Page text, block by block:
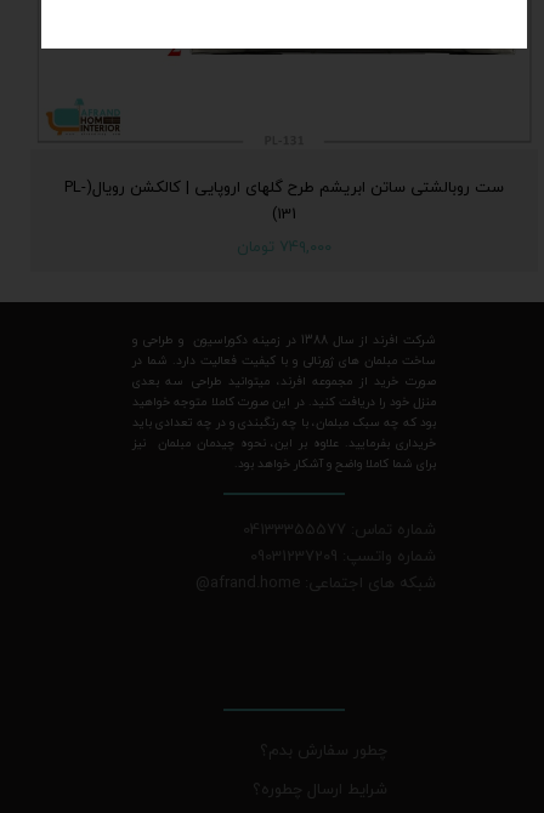
ست روبالشتی ساتن ابریشم طرح گلهای اروپایی | کالکشن رویال(PL-
131)
۷۴۹,۰۰۰ تومان
شرکت افرند از سال 1388 در زمینه دکوراسیون و طراحی و
ساخت مبلمان های ژورنالی و با کیفیت فعالیت دارد. شما در
صورت خرید از مجموعه افرند، میتوانید طراحی سه بعدی
منزل خود را دریافت کنید. در این صورت کاملا متوجه خواهید
بود که چه سبک مبلمان، با چه رنگبندی و در چه تعدادی باید
خریداری بفرمایید. علاوه بر این، نحوه چیدمان مبلمان نیز
برای شما کاملا واضح و آشکار خواهد بود.
شماره تماس: 04133355577
شماره واتسپ: 09031237209
شبکه های اجتماعی: afrand.home
@
چطور سفارش بدم؟
شرایط ارسال چطوره؟